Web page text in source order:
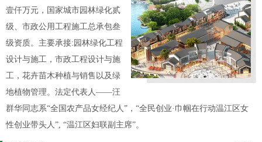
壹仟万元，国家城市园林绿化贰
级、市政公用工程施工总承包叁
级资质。主要承接:园林绿化工程
设计与施工，市政工程设计与施
工，花卉苗木种植与销售以及绿
地植物管理。法定代表人——汪
群华同志系“全国农产品女经纪人”，“全民创业·巾帼在行动温江区女
性创业带头人”, “温江区妇联副主席”。